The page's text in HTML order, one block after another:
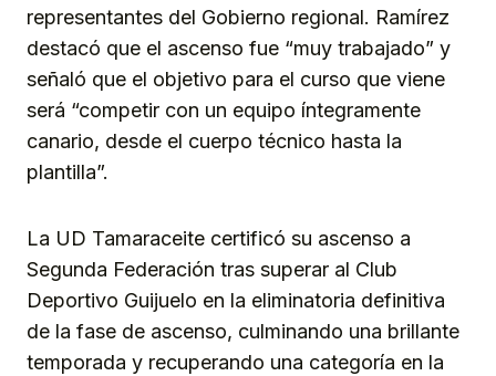
representantes del Gobierno regional. Ramírez
destacó que el ascenso fue “muy trabajado” y
señaló que el objetivo para el curso que viene
será “competir con un equipo íntegramente
canario, desde el cuerpo técnico hasta la
plantilla”.
La UD Tamaraceite certificó su ascenso a
Segunda Federación tras superar al Club
Deportivo Guijuelo en la eliminatoria definitiva
de la fase de ascenso, culminando una brillante
temporada y recuperando una categoría en la